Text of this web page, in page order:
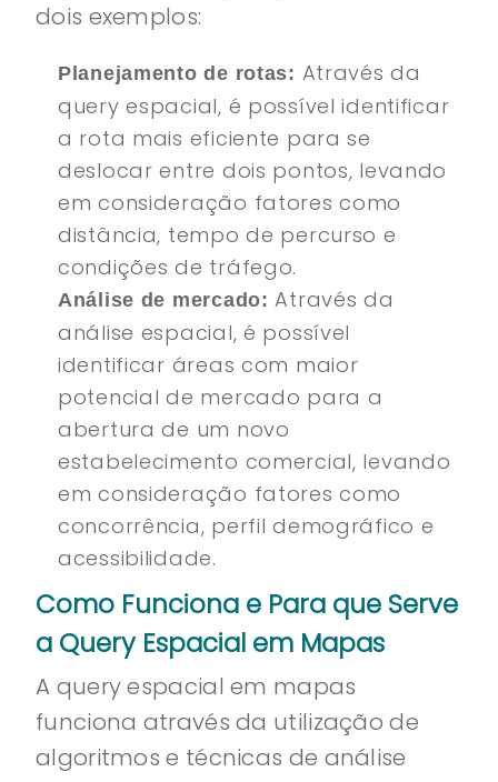
dois exemplos:
Planejamento de rotas: Através da
query espacial, é possível identificar
a rota mais eficiente para se
deslocar entre dois pontos, levando
em consideração fatores como
distância, tempo de percurso e
condições de tráfego.
Análise de mercado: Através da
análise espacial, é possível
identificar áreas com maior
potencial de mercado para a
abertura de um novo
estabelecimento comercial, levando
em consideração fatores como
concorrência, perfil demográfico e
acessibilidade.
Como Funciona e Para que Serve
a Query Espacial em Mapas
A query espacial em mapas
funciona através da utilização de
algoritmos e técnicas de análise